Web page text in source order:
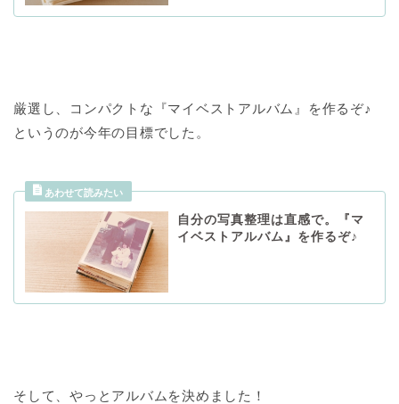
厳選し、コンパクトな『マイベストアルバム』を作るぞ♪
というのが今年の目標でした。
自分の写真整理は直感で。『マ
イベストアルバム』を作るぞ♪
そして、やっとアルバムを決めました！